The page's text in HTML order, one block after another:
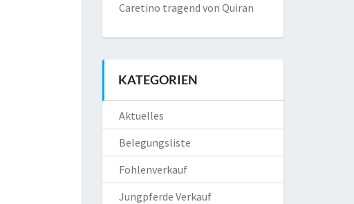
Caretino tragend von Quiran
KATEGORIEN
Aktuelles
Belegungsliste
Fohlenverkauf
Jungpferde Verkauf